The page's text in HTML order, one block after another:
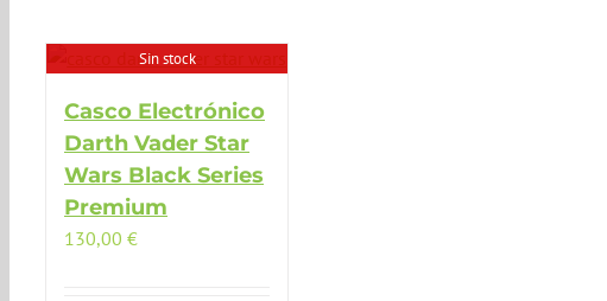
Sin stock
Casco Electrónico
Darth Vader Star
Wars Black Series
Premium
130,00 €